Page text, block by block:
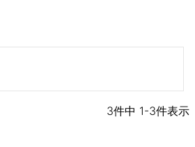
3件中 1-3件表示